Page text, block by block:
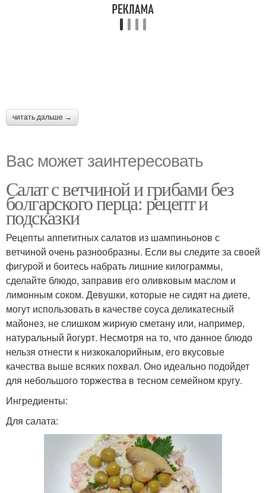
читать дальше →
Вас может заинтересовать
Салат с ветчиной и грибами без
болгарского перца: рецепт и
подсказки
Рецепты аппетитных салатов из шампиньонов с
ветчиной очень разнообразны. Если вы следите за своей
фигурой и боитесь набрать лишние килограммы,
сделайте блюдо, заправив его оливковым маслом и
лимонным соком. Девушки, которые не сидят на диете,
могут использовать в качестве соуса деликатесный
майонез, не слишком жирную сметану или, например,
натуральный йогурт. Несмотря на то, что данное блюдо
нельзя отнести к низкокалорийным, его вкусовые
качества выше всяких похвал. Оно идеально подойдет
для небольшого торжества в тесном семейном кругу.
Ингредиенты:
Для салата: